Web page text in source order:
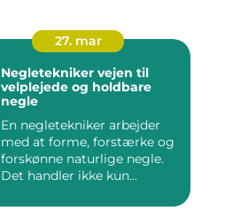
27. mar
Negletekniker vejen til
velplejede og holdbare
negle
En negletekniker arbejder
med at forme, forstærke og
forskønne naturlige negle.
Det handler ikke kun...